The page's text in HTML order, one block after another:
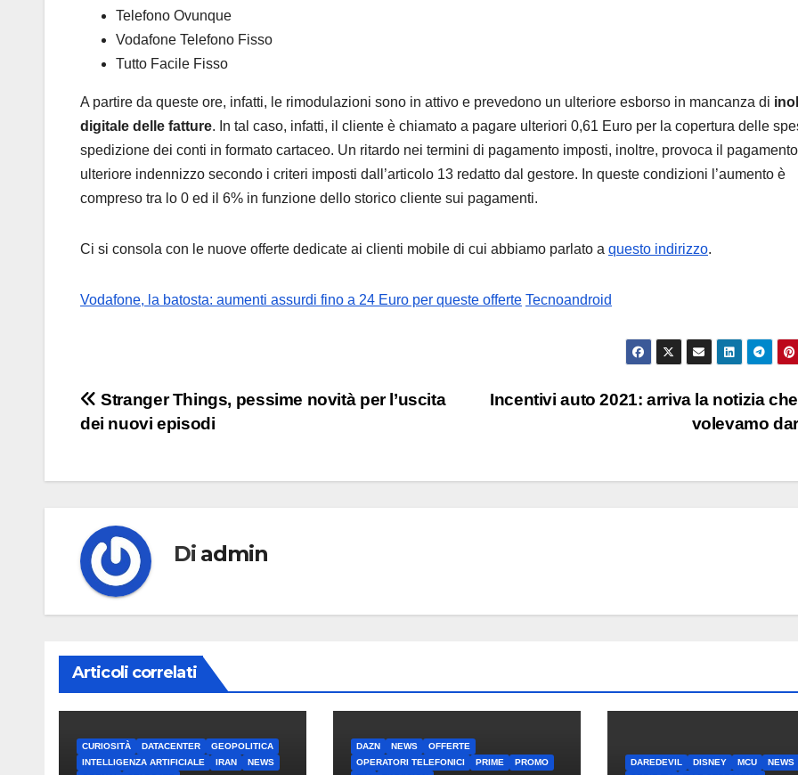
Telefono Ovunque
Vodafone Telefono Fisso
Tutto Facile Fisso
A partire da queste ore, infatti, le rimodulazioni sono in attivo e prevedono un ulteriore esborso in mancanza di
digitale delle fatture. In tal caso, infatti, il cliente è chiamato a pagare ulteriori 0,61 Euro per la copertura delle
spedizione dei conti in formato cartaceo. Un ritardo nei termini di pagamento imposti, inoltre, provoca il
ulteriore indennizzo secondo i criteri imposti dall’articolo 13 redatto dal gestore. In queste condizioni l’aumento è
compreso tra lo 0 ed il 6% in funzione dello storico cliente sui pagamenti.
Ci si consola con le nuove offerte dedicate ai clienti mobile di cui abbiamo parlato a questo indirizzo.
Vodafone, la batosta: aumenti assurdi fino a 24 Euro per queste offerte Tecnoandroid
Navigazione
articoli
Incentivi auto 2021: arriva la notizia
volevamo
Stranger Things, pessime novità per l’uscita
dei nuovi episodi
Di admin
Articoli correlati
CURIOSITÀ DATACENTER
GEOPOLITICA
INTELLIGENZA ARTIFICIALE
IRAN
NEWS
DAZN NEWS
OFFERTE
OPERATORI TELEFONICI
PRIME
PROMO
DAREDEVIL DISNEY MCU
NEWS